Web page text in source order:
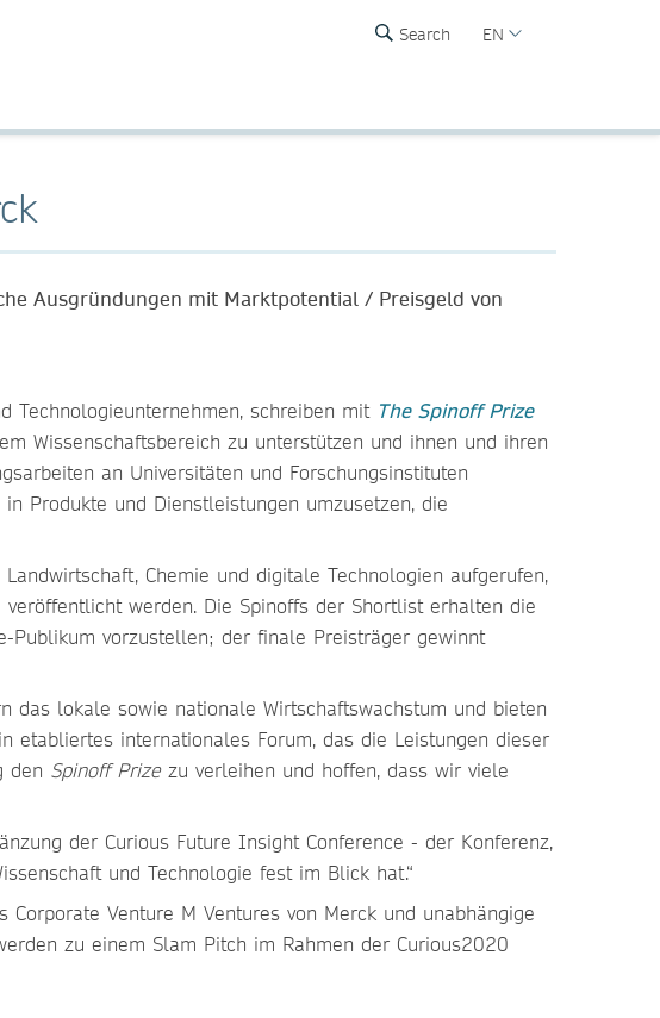
Search EN
Ausgründungen mit Marktpotential / Preisgeld von
Technologieunternehmen, schreiben mit The Spinoff Prize
Wissenschaftsbereich zu unterstützen und ihnen und ihren
an Universitäten und Forschungsinstituten
Produkte und Dienstleistungen umzusetzen, die
Chemie und digitale Technologien aufgerufen,
werden. Die Spinoffs der Shortlist erhalten die
Publikum vorzustellen; der finale Preisträger gewinnt
das lokale sowie nationale Wirtschaftswachstum und bieten
internationales Forum, das die Leistungen dieser
den Spinoff Prizezu verleihen und hoffen, dass wir viele
der Curious Future Insight Conference - der Konferenz,
und Technologie fest im Blick hat.“
Venture M Ventures von Merck und unabhängige
zu einem Slam Pitch im Rahmen der Curious2020